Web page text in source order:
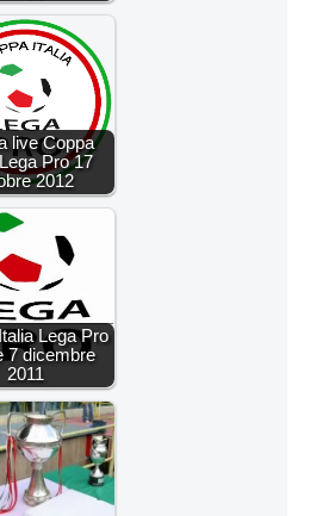
live Coppa
Pro 17
2012
Lega Pro
7 dicembre
2011